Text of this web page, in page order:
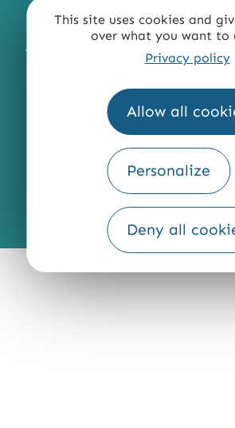
This site uses cookies and
over what you want to
Privacy policy
Allow all
Personalize
Deny all
MENTIONS LÉGALES
ACCESSIBILITÉ : NON CONFORME
Fourni par